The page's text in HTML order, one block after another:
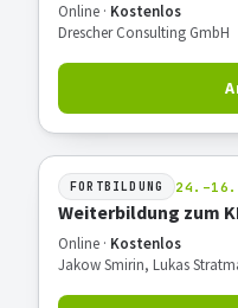
Online · Kostenlos
Drescher Consulting GmbH
FORTBILDUNG 24.–16.
Weiterbildung zum
Online · Kostenlos
Jakow Smirin, Lukas